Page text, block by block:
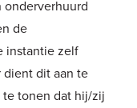
onderverhuurd
de
instantie zelf
dit aan te
te tonen dat hij/zij